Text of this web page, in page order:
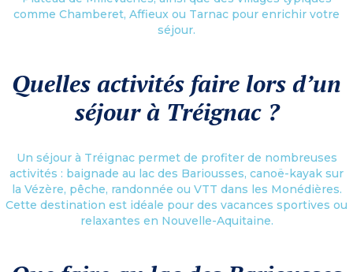
comme Chamberet, Affieux ou Tarnac pour enrichir votre
séjour.
Quelles activités faire lors d’un
séjour à Tréignac ?
Un séjour à Tréignac permet de profiter de nombreuses
activités : baignade au lac des Bariousses, canoë-kayak sur
la Vézère, pêche, randonnée ou VTT dans les Monédières.
Cette destination est idéale pour des vacances sportives ou
relaxantes en Nouvelle-Aquitaine.